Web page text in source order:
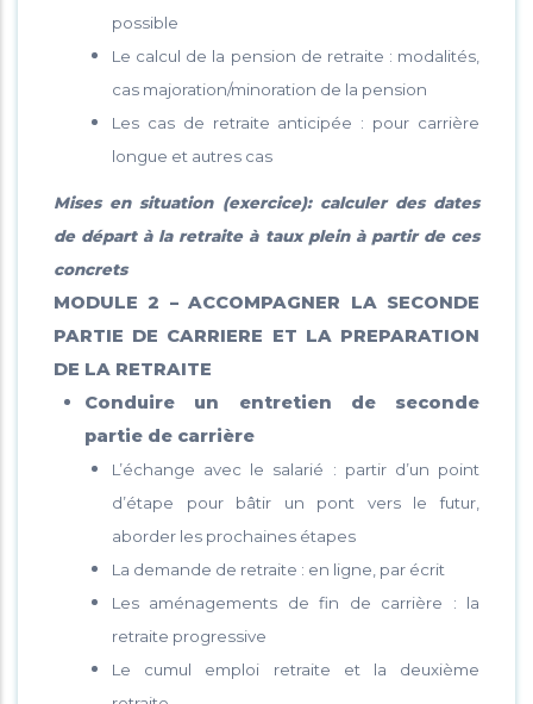
possible
Le calcul de la pension de retraite : modalités,
cas majoration/minoration de la pension
Les cas de retraite anticipée : pour carrière
longue et autres cas
Mises en situation (exercice): calculer des dates
de départ à la retraite à taux plein à partir de ces
concrets
MODULE 2 – ACCOMPAGNER LA SECONDE
PARTIE DE CARRIERE ET LA PREPARATION
DE LA RETRAITE
Conduire un entretien de seconde
partie de carrière
L’échange avec le salarié : partir d’un point
d’étape pour bâtir un pont vers le futur,
aborder les prochaines étapes
La demande de retraite : en ligne, par écrit
Les aménagements de fin de carrière : la
retraite progressive
Le cumul emploi retraite et la deuxième